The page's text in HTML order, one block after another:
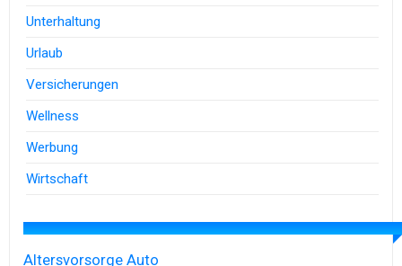
Unterhaltung
Urlaub
Versicherungen
Wellness
Werbung
Wirtschaft
Altersvorsorge Auto